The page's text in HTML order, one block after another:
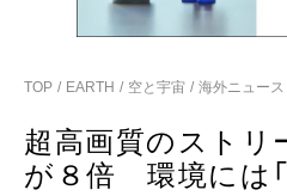
TOP EARTH 空と宇宙 海外ニュース
超高画質のストリ
が８倍 環境には「